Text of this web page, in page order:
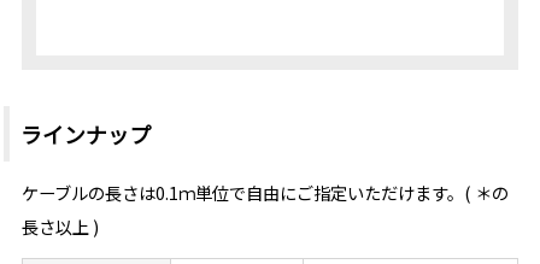
ラインナップ
ケーブルの長さは0.1ｍ単位で自由にご指定いただけます。( ＊の
長さ以上 )